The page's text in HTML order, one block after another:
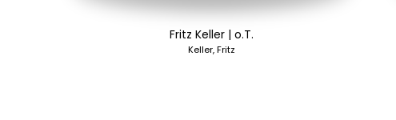
Fritz Keller | o.T.
Keller, Fritz